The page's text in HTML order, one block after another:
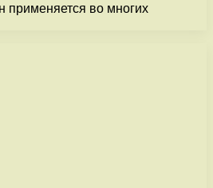
применяется во многих